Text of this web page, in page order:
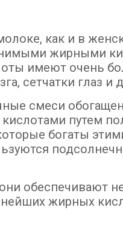
как и в
жирными
имеют очень
сетчатки глаз и
смеси
путем
богаты
обеспечивают
жирных